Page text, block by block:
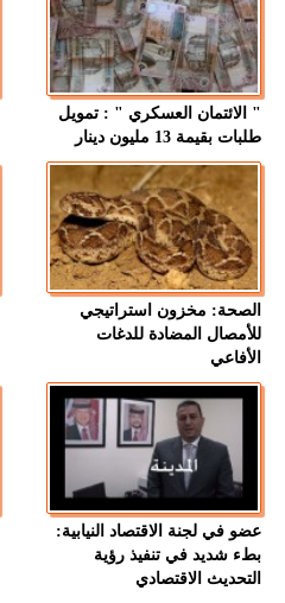
" الائتمان العسكري " : تمويل
طلبات بقيمة 13 مليون دينار
الصحة: مخزون استراتيجي
للأمصال المضادة للدغات
الأفاعي
عضو في لجنة الاقتصاد النيابية:
بطء شديد في تنفيذ رؤية
التحديث الاقتصادي